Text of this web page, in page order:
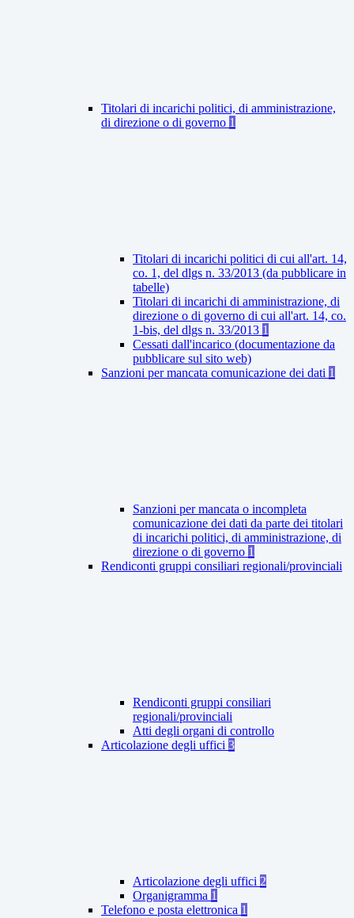
Titolari di incarichi politici, di amministrazione,
di direzione o di governo 1
Titolari di incarichi politici di cui all'art. 14,
co. 1, del dlgs n. 33/2013 (da pubblicare in
tabelle)
Titolari di incarichi di amministrazione, di
direzione o di governo di cui all'art. 14, co.
1-bis, del dlgs n. 33/2013 1
Cessati dall'incarico (documentazione da
pubblicare sul sito web)
Sanzioni per mancata comunicazione dei dati 1
Sanzioni per mancata o incompleta
comunicazione dei dati da parte dei titolari
di incarichi politici, di amministrazione, di
direzione o di governo 1
Rendiconti gruppi consiliari regionali/provinciali
Rendiconti gruppi consiliari
regionali/provinciali
Atti degli organi di controllo
Articolazione degli uffici 3
Articolazione degli uffici 2
Organigramma 1
Telefono e posta elettronica 1